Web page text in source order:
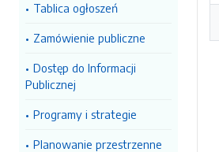
Tablica ogłoszeń
Zamówienie publiczne
Dostęp do Informacji
Publicznej
Programy i strategie
Planowanie przestrzenne